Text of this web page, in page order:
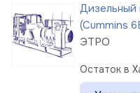
(Cummins
ЭТРО
Остаток в